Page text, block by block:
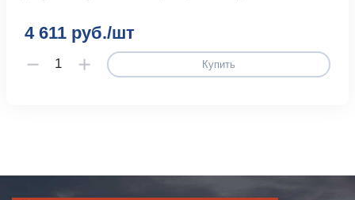
4 611 руб./шт
Купить